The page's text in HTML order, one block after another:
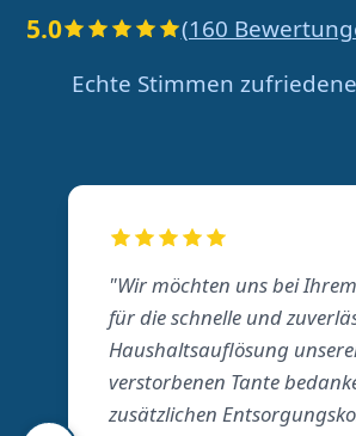
5.0
(160
Echte Stimmen
"Wir möchten uns bei
für die schnelle und
Haushaltsauflösung
verstorbenen Tante
zusätzlichen